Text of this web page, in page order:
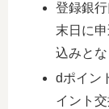
登録銀
末日に
込みとな
dポイン
イント